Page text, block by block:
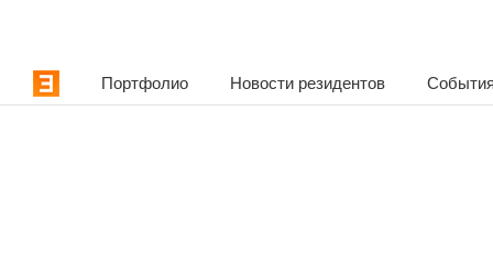
Портфолио Новости резидентов